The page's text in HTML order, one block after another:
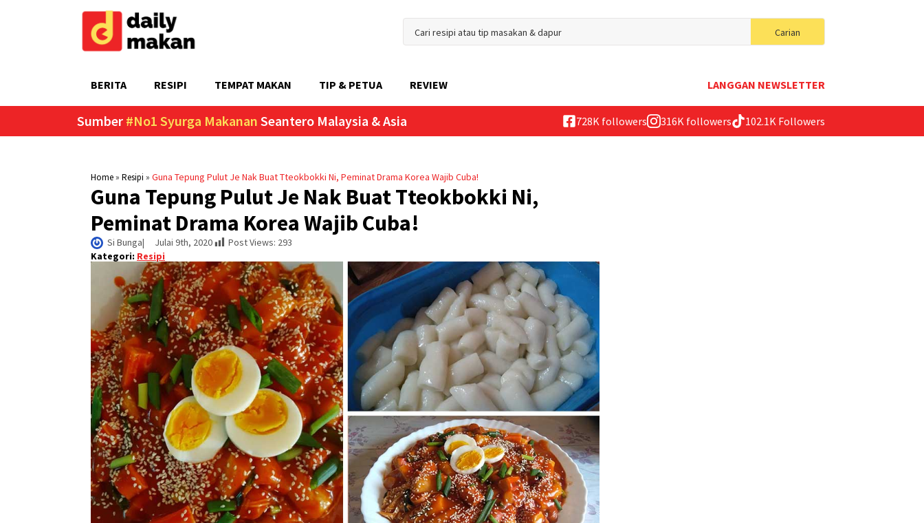
Carian
for:
BERITA RESIPI TEMPAT MAKAN TIP & PETUA REVIEW LANGGAN NEWSLETTER
Sumber #No1 Syurga Makanan Seantero Malaysia & Asia 728K followers 316K followers 102.1K Followers
Home» Resipi » Guna Tepung Pulut Je Nak Buat Tteokbokki Ni, Peminat Drama Korea Wajib Cuba!
Guna Tepung Pulut Je Nak Buat Tteokbokki Ni,
Peminat Drama Korea Wajib Cuba!
Si Bunga| Julai 9th, 2020 Post Views: 293
Kategori: Resipi